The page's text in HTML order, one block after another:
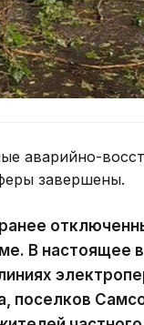
аварийно-
завершены.
В настоящее
поселков